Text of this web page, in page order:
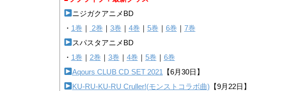
ニジガクアニメBD
・ 1巻 ｜ 2巻 ｜ 3巻 ｜ 4巻 ｜ 5巻 ｜ 6巻 ｜ 7巻
スパスタアニメBD
・ 1巻 ｜ 2巻 ｜ 3巻 ｜ 4巻 ｜ 5巻 ｜ 6巻
Aqours CLUB CD SET 2021 【6月30日】
KU-RU-KU-RU Cruller!(モンストコラボ曲) 【9月22日】